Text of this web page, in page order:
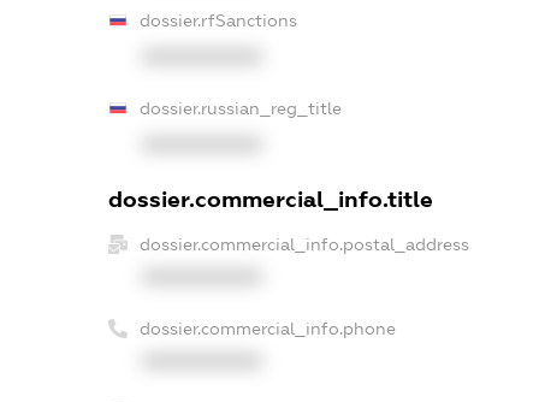
dossier.rfSanctions
dossier.russian_reg_title
dossier.commercial_info.title
dossier.commercial_info.postal_address
dossier.commercial_info.phone